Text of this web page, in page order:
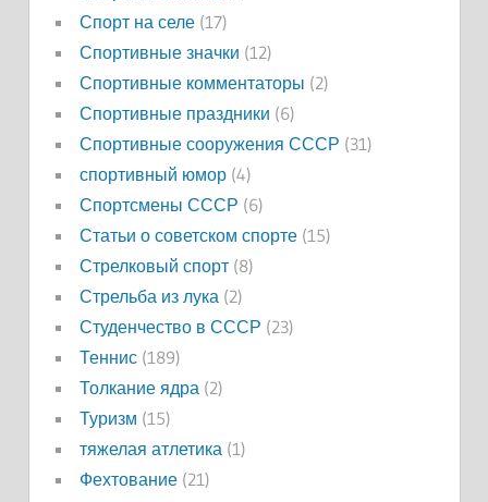
Спорт на селе(17)
Спортивные значки (12)
Спортивные комментаторы (2)
Спортивные праздники (6)
Спортивные сооружения СССР (31)
спортивный юмор(4)
Спортсмены СССР (6)
Статьи о советском спорте(15)
Стрелковый спорт(8)
Стрельба из лука(2)
Студенчество в СССР (23)
Теннис(189)
Толкание ядра(2)
Туризм (15)
тяжелая атлетика(1)
Фехтование(21)